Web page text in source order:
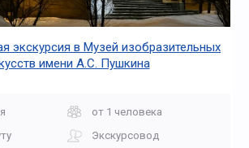
экскурсия в Музей изобразительных
имени А.С. Пушкина
от 1 человека
Экскурсовод